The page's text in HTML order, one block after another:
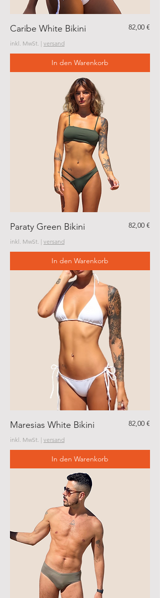
Caribe White Bikini Preis
82,00 €
inkl. MwSt. | versand
In den Warenkorb
Paraty Green Bikini Preis
82,00 €
inkl. MwSt. | versand
In den Warenkorb
Maresias White Bikini Preis
82,00 €
inkl. MwSt. | versand
In den Warenkorb